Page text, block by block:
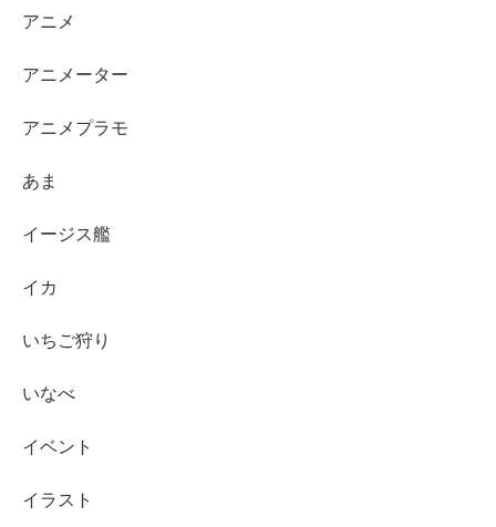
アニメ
アニメーター
アニメプラモ
あま
イージス艦
イカ
いちご狩り
いなべ
イベント
イラスト